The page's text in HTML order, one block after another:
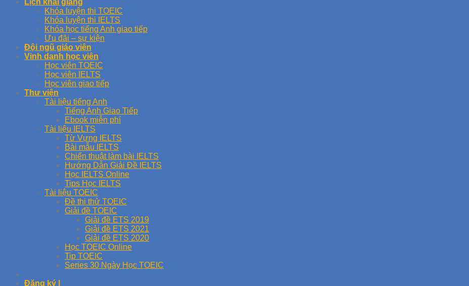
Khóa luyện thi TOEIC
Khóa luyện thi IELTS
Khóa học tiếng Anh giao tiếp
Ưu đãi – sự kiện
Đội ngũ giáo viên
Vinh danh học viên
Học viên TOEIC
Học viên IELTS
Học viên giao tiếp
Thư viện
Tài liệu tiếng Anh
Tiếng Anh Giao Tiếp
Ebook miễn phí
Tài liệu IELTS
Từ Vựng IELTS
Bài mẫu IELTS
Chiến thuật làm bài IELTS
Hướng Dẫn Giải Đề IELTS
Học IELTS Online
Tips Học IELTS
Tài liệu TOEIC
Đề thi thử TOEIC
Giải đề TOEIC
Giải đề ETS 2019
Giải đề ETS 2021
Giải đề ETS 2020
Học TOEIC Online
Tip TOEIC
Series 30 Ngày Học TOEIC
Đăng ký |